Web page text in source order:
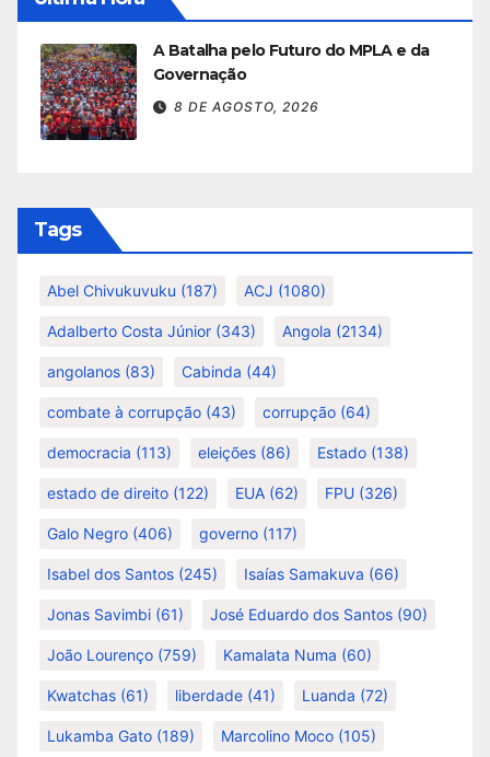
A Batalha pelo Futuro do MPLA e da
Governação
8 DE AGOSTO, 2026
Tags
Abel Chivukuvuku (187) ACJ (1080)
Adalberto Costa Júnior (343) Angola (2134)
angolanos (83) Cabinda (44)
combate à corrupção (43) corrupção (64)
democracia (113) eleições (86) Estado (138)
estado de direito (122) EUA (62) FPU (326)
Galo Negro (406) governo (117)
Isabel dos Santos (245) Isaías Samakuva (66)
Jonas Savimbi (61) José Eduardo dos Santos (90)
João Lourenço (759) Kamalata Numa (60)
Kwatchas (61) liberdade (41) Luanda (72)
Lukamba Gato (189) Marcolino Moco (105)